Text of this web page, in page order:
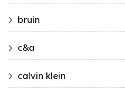
bruin
c&a
calvin klein